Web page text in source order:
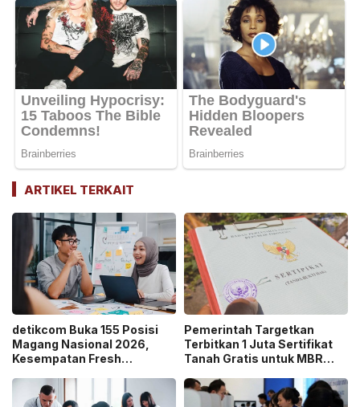
ARTIKEL TERKAIT
detikcom Buka 155 Posisi
Magang Nasional 2026,
Kesempatan Fresh
Media Digital!
Pemerintah Targetkan
Terbitkan 1 Juta Sertifikat
Tanah Gratis untuk MBR